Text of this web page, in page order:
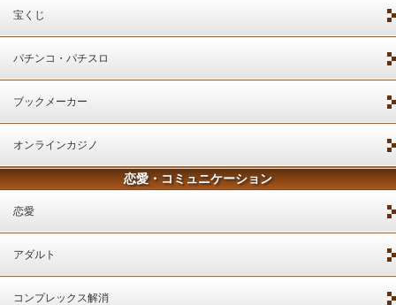
宝くじ
パチンコ・パチスロ
ブックメーカー
オンラインカジノ
恋愛・コミュニケーション
恋愛
アダルト
コンプレックス解消